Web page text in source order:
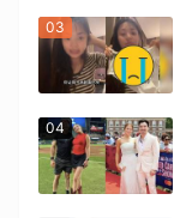
03
04